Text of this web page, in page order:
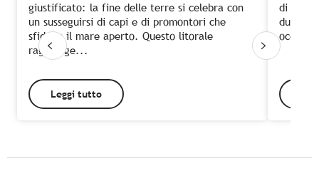
giustificato: la fine delle terre si celebra con
un susseguirsi di capi e di promontori che
sfidano il mare aperto. Questo litorale
raggiunge...
Leggi tutto
di
dune